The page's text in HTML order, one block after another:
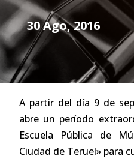
30 Ago, 2016
A partir del día 9 de
abre un período
Escuela Pública de
Ciudad de Teruel» para